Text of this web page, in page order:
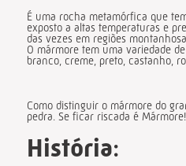
É uma rocha metamórfica que
exposto a altas temperaturas e
das vezes em regiões
O mármore tem uma variedade
branco, creme, preto, castanho,
Como distinguir o mármore do
pedra. Se ficar riscada é Mármore!
História: